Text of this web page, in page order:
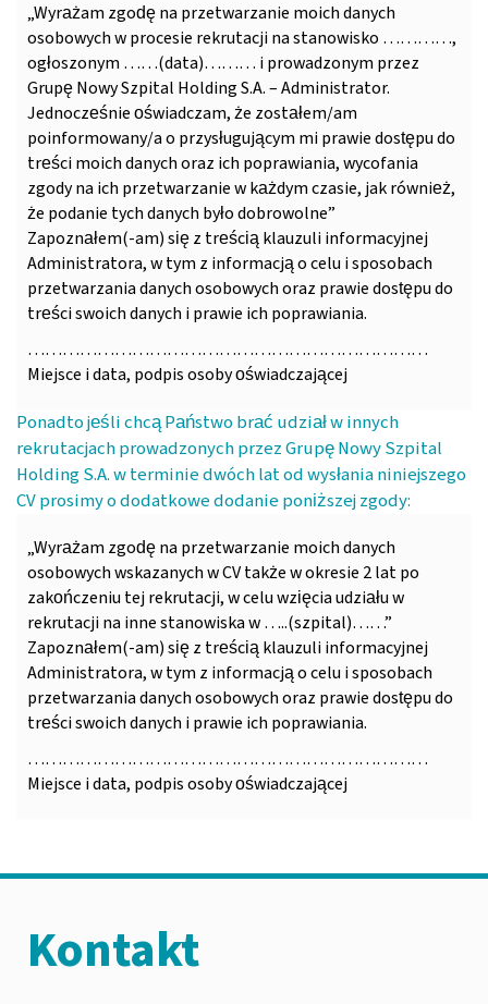
„Wyrażam zgodę na przetwarzanie moich danych
osobowych w procesie rekrutacji na stanowisko …………,
ogłoszonym ……(data)……… i prowadzonym przez
Grupę Nowy Szpital Holding S.A. – Administrator.
Jednocześnie oświadczam, że zostałem/am
poinformowany/a o przysługującym mi prawie dostępu do
treści moich danych oraz ich poprawiania, wycofania
zgody na ich przetwarzanie w każdym czasie, jak również,
że podanie tych danych było dobrowolne”
Zapoznałem(-am) się z treścią klauzuli informacyjnej
Administratora, w tym z informacją o celu i sposobach
przetwarzania danych osobowych oraz prawie dostępu do
treści swoich danych i prawie ich poprawiania.
……………………………………………………………
Miejsce i data, podpis osoby oświadczającej
Ponadto jeśli chcą Państwo brać udział w innych
rekrutacjach prowadzonych przez Grupę Nowy Szpital
Holding S.A. w terminie dwóch lat od wysłania niniejszego
CV prosimy o dodatkowe dodanie poniższej zgody:
„Wyrażam zgodę na przetwarzanie moich danych
osobowych wskazanych w CV także w okresie 2 lat po
zakończeniu tej rekrutacji, w celu wzięcia udziału w
rekrutacji na inne stanowiska w …..(szpital)……”
Zapoznałem(-am) się z treścią klauzuli informacyjnej
Administratora, w tym z informacją o celu i sposobach
przetwarzania danych osobowych oraz prawie dostępu do
treści swoich danych i prawie ich poprawiania.
……………………………………………………………
Miejsce i data, podpis osoby oświadczającej
Kontakt